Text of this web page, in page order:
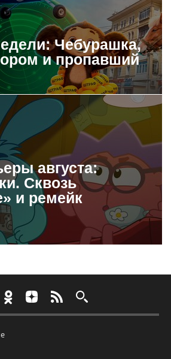
Чебурашка,
и пропавший
августа:
Сквозь
и ремейк